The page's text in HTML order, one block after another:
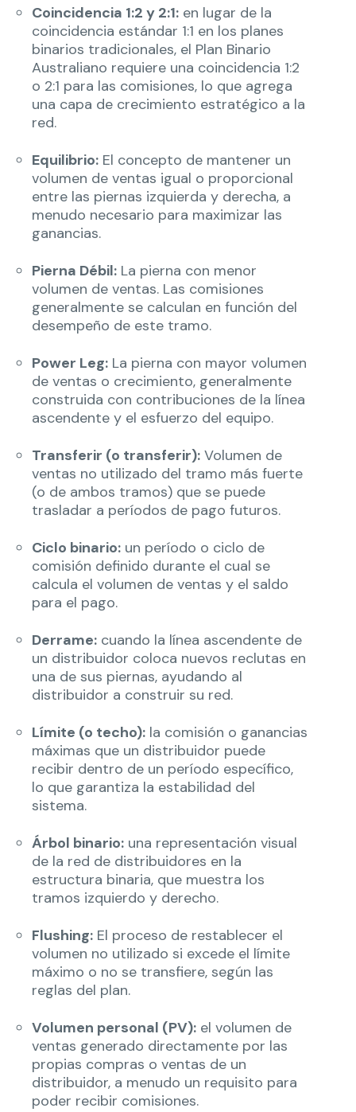
Coincidencia 1:2 y 2:1: en lugar de la
coincidencia estándar 1:1 en los planes
binarios tradicionales, el Plan Binario
Australiano requiere una coincidencia 1:2
o 2:1 para las comisiones, lo que agrega
una capa de crecimiento estratégico a la
red.
Equilibrio: El concepto de mantener un
volumen de ventas igual o proporcional
entre las piernas izquierda y derecha, a
menudo necesario para maximizar las
ganancias.
Pierna Débil: La pierna con menor
volumen de ventas. Las comisiones
generalmente se calculan en función del
desempeño de este tramo.
Power Leg: La pierna con mayor volumen
de ventas o crecimiento, generalmente
construida con contribuciones de la línea
ascendente y el esfuerzo del equipo.
Transferir (o transferir): Volumen de
ventas no utilizado del tramo más fuerte
(o de ambos tramos) que se puede
trasladar a períodos de pago futuros.
Ciclo binario: un período o ciclo de
comisión definido durante el cual se
calcula el volumen de ventas y el saldo
para el pago.
Derrame: cuando la línea ascendente de
un distribuidor coloca nuevos reclutas en
una de sus piernas, ayudando al
distribuidor a construir su red.
Límite (o techo): la comisión o ganancias
máximas que un distribuidor puede
recibir dentro de un período específico,
lo que garantiza la estabilidad del
sistema.
Árbol binario: una representación visual
de la red de distribuidores en la
estructura binaria, que muestra los
tramos izquierdo y derecho.
Flushing: El proceso de restablecer el
volumen no utilizado si excede el límite
máximo o no se transfiere, según las
reglas del plan.
Volumen personal (PV): el volumen de
ventas generado directamente por las
propias compras o ventas de un
distribuidor, a menudo un requisito para
poder recibir comisiones.